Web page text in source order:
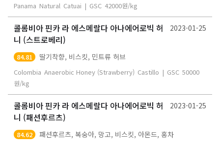
Panama Natural Catuai | GSC 42000원/kg
콜롬비아 핀카 라 에스메랄다 아나에어로빅 허
니 (스트로베리)
2023-01-25
84.81 딸기착향, 비스킷, 민트류 허브
Colombia Anaerobic Honey (Strawberry) Castillo | GSC 50000
원/kg
콜롬비아 핀카 라 에스메랄다 아나에어로빅 허
니 (패션후르츠)
2023-01-25
84.62 패션후르츠, 복숭아, 망고, 비스킷, 아몬드, 홍차